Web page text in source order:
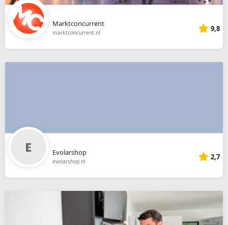
Marktconcurrent
marktconcurrent.nl 9,8
Evolarshop
evolarshop.nl 2,7